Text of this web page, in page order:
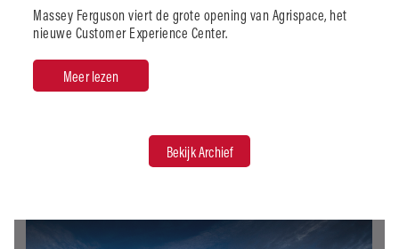
Massey Ferguson viert de grote opening van Agrispace, het
nieuwe Customer Experience Center.
Meer lezen
Bekijk Archief